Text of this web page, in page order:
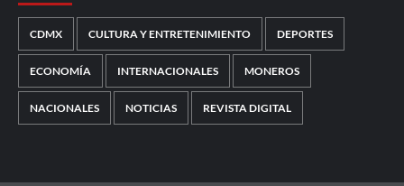
CDMX CULTURA Y ENTRETENIMIENTO DEPORTES
ECONOMÍA INTERNACIONALES MONEROS
NACIONALES NOTICIAS REVISTA DIGITAL